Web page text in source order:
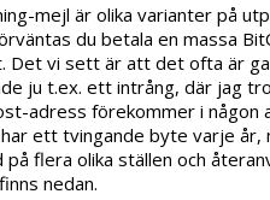
mejl är olika varianter på
du betala en massa
vi sett är att det ofta är
ju t.ex. ett intrång, där jag
adress förekommer i
ett tvingande byte varje år,
flera olika ställen och
nedan.